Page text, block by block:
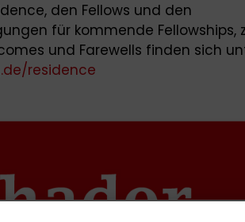
den Fellows und den
für kommende Fellowships,
und Farewells finden sich
residence